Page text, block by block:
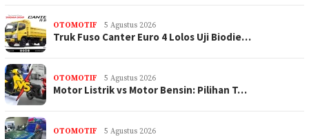
OTOMOTIF 5 Agustus 2026
Truk Fuso Canter Euro 4 Lolos Uji Biodie…
OTOMOTIF 5 Agustus 2026
Motor Listrik vs Motor Bensin: Pilihan T…
OTOMOTIF 5 Agustus 2026